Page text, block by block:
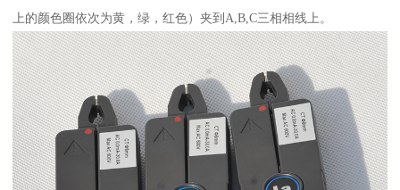
上的颜色圈依次为黄，绿，红色）夹到A,B,C三相相线上。